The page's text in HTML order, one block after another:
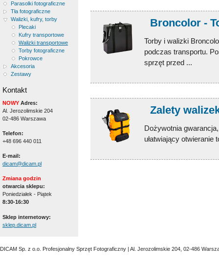
Parasolki fotograficzne
Tła fotograficzne
Walizki, kufry, torby
Plecaki
Kufry transportowe
Walizki transportowe
Torby fotograficzne
Pokrowce
Akcesoria
Zestawy
Kontakt
NOWY Adres:
Al. Jerozolimskie 204
02-486 Warszawa
Telefon:
+48 696 440 011
E-mail:
dicam@dicam.pl
Zmiana godzin
otwarcia sklepu:
Poniedziałek - Piątek
8:30-16:30
Sklep internetowy:
sklep.dicam.pl
Broncolor -
Torby i walizki
podczas transportu.
sprzęt przed ...
Zalety
Dożywotnia
ułatwiający
DICAM Sp. z o.o. Profesjonalny Sprzęt Fotograficzny | Al. Jerozolimskie 204, 02-486